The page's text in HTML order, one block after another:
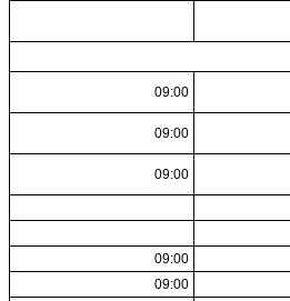
09:00
09:00
09:00
09:00
09:00